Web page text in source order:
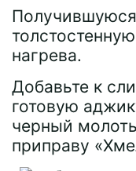
нагрева.
Добавьте к
готовую
черный
приправу